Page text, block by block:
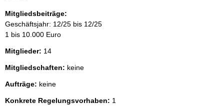
Mitgliedsbeiträge:
Geschäftsjahr: 12/25 bis 12/25
1 bis 10.000 Euro
Mitglieder: 14
Mitgliedschaften: keine
Aufträge: keine
Konkrete Regelungsvorhaben: 1